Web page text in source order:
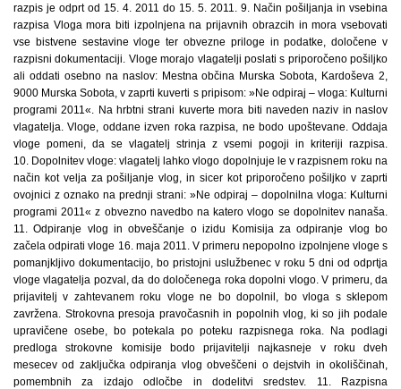
razpis je odprt od 15. 4. 2011 do 15. 5. 2011. 9. Način pošiljanja in vsebina
razpisa Vloga mora biti izpolnjena na prijavnih obrazcih in mora vsebovati
vse bistvene sestavine vloge ter obvezne priloge in podatke, določene v
razpisni dokumentaciji. Vloge morajo vlagatelji poslati s priporočeno pošiljko
ali oddati osebno na naslov: Mestna občina Murska Sobota, Kardoševa 2,
9000 Murska Sobota, v zaprti kuverti s pripisom: »Ne odpiraj – vloga: Kulturni
programi 2011«. Na hrbtni strani kuverte mora biti naveden naziv in naslov
vlagatelja. Vloge, oddane izven roka razpisa, ne bodo upoštevane. Oddaja
vloge pomeni, da se vlagatelj strinja z vsemi pogoji in kriteriji razpisa.
10. Dopolnitev vloge: vlagatelj lahko vlogo dopolnjuje le v razpisnem roku na
način kot velja za pošiljanje vlog, in sicer kot priporočeno pošiljko v zaprti
ovojnici z oznako na prednji strani: »Ne odpiraj – dopolnilna vloga: Kulturni
programi 2011« z obvezno navedbo na katero vlogo se dopolnitev nanaša.
11. Odpiranje vlog in obveščanje o izidu Komisija za odpiranje vlog bo
začela odpirati vloge 16. maja 2011. V primeru nepopolno izpolnjene vloge s
pomanjkljivo dokumentacijo, bo pristojni uslužbenec v roku 5 dni od odprtja
vloge vlagatelja pozval, da do določenega roka dopolni vlogo. V primeru, da
prijavitelj v zahtevanem roku vloge ne bo dopolnil, bo vloga s sklepom
zavržena. Strokovna presoja pravočasnih in popolnih vlog, ki so jih podale
upravičene osebe, bo potekala po poteku razpisnega roka. Na podlagi
predloga strokovne komisije bodo prijavitelji najkasneje v roku dveh
mesecev od zaključka odpiranja vlog obveščeni o dejstvih in okoliščinah,
pomembnih za izdajo odločbe in dodelitvi sredstev. 11. Razpisna